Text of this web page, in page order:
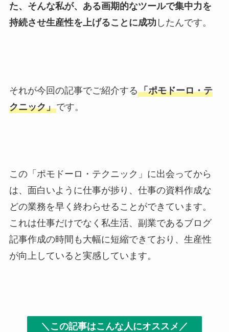
た、そんな私が、ある画期的なツールで集中力を
持続させ生産性を上げることに成功 したんです。
それが今回の記事でご紹介する「ポモドーロ・テ
クニック」です。
この「ポモドーロ・テクニック」に出会ってから
は、面白いように仕事が捗り、仕事の資料作成な
どの業務を早く終わらせることができています。
これは仕事だけでなく私生活、副業であるブログ
記事作成の時間も大幅に短縮できており、生産性
が向上していると実感しています。
＼この記事はこんな人にオススメ／